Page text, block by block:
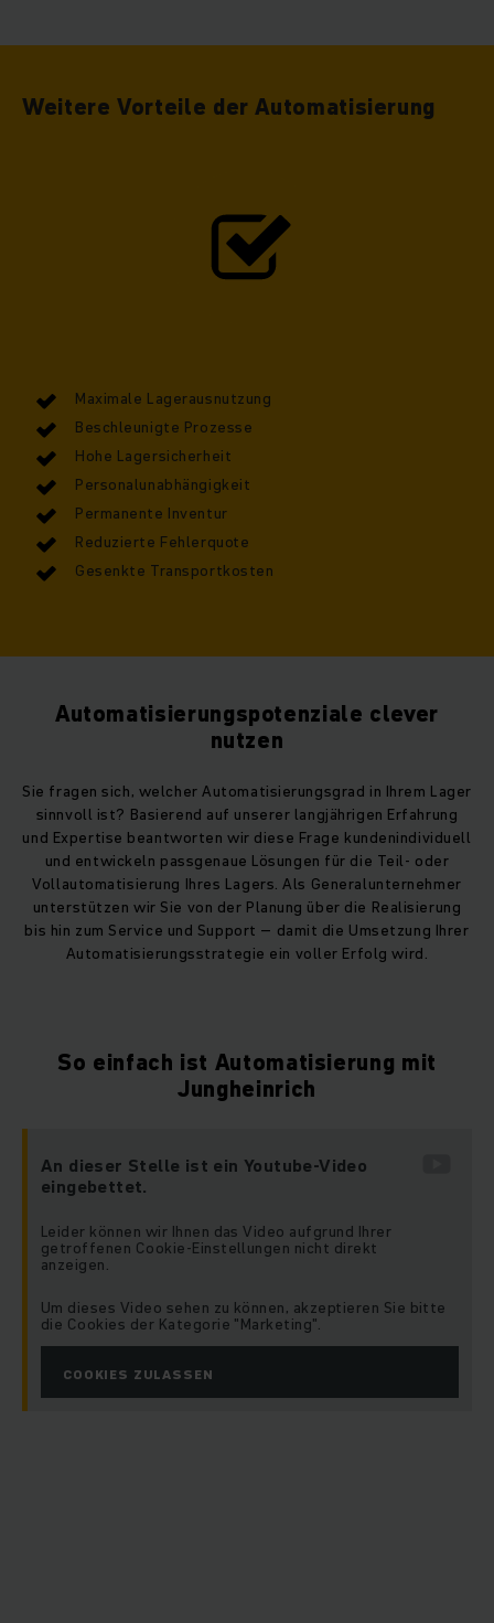
Weitere Vorteile der Automatisierung
Maximale Lagerausnutzung
Beschleunigte Prozesse
Hohe Lagersicherheit
Personalunabhängigkeit
Permanente Inventur
Reduzierte Fehlerquote
Gesenkte Transportkosten
Automatisierungspotenziale clever
nutzen
Sie fragen sich, welcher Automatisierungsgrad in Ihrem Lager
sinnvoll ist? Basierend auf unserer langjährigen Erfahrung
und Expertise beantworten wir diese Frage kundenindividuell
und entwickeln passgenaue Lösungen für die Teil- oder
Vollautomatisierung Ihres Lagers. Als Generalunternehmer
unterstützen wir Sie von der Planung über die Realisierung
bis hin zum Service und Support – damit die Umsetzung Ihrer
Automatisierungsstrategie ein voller Erfolg wird.
So einfach ist Automatisierung mit
Jungheinrich
An dieser Stelle ist ein Youtube-Video
eingebettet.
Leider können wir Ihnen das Video aufgrund Ihrer
getroffenen Cookie-Einstellungen nicht direkt
anzeigen.
Um dieses Video sehen zu können, akzeptieren Sie bitte
die Cookies der Kategorie "Marketing".
COOKIES ZULASSEN